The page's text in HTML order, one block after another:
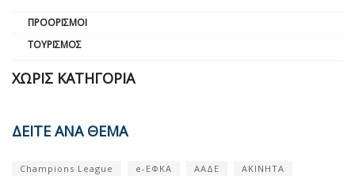
ΠΡΟΟΡΙΣΜΟΊ
ΤΟΥΡΙΣΜΌΣ
ΧΩΡΊΣ ΚΑΤΗΓΟΡΊΑ
ΔΕΙΤΕ ΑΝΑ ΘΕΜΑ
Champions League e-ΕΦΚΑ ΑΑΔΕ
ΑΚΙΝΗΤΑ